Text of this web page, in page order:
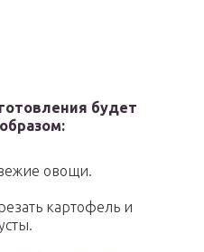
будет
овощи.
картофель и